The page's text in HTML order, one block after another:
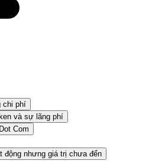
chi phí
và sự lãng phí
Com
động nhưng giá trị chưa đến